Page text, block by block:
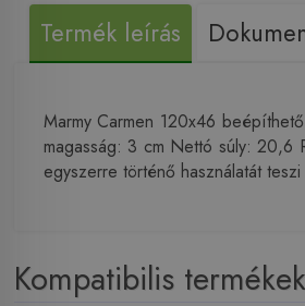
Termék leírás
Marmy Carmen 120x46
magasság: 3 cm Nettó súly: 20,6
egyszerre történő használatát
Kompatibilis termékek